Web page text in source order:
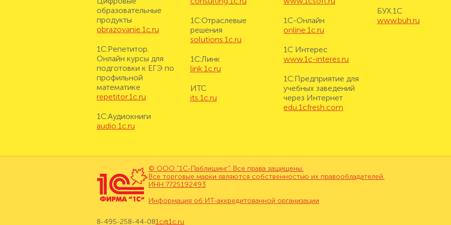
образовательные
продукты
obrazovanie.1c.ru
1С:Репетитор.
Онлайн курсы для
подготовки к ЕГЭ по
профильной
математике
repetitor.1c.ru
1С:Аудиокниги
audio.1c.ru
1С:Отраслевые
решения
solutions.1c.ru
1С:Линк
link.1c.ru
ИТС
its.1c.ru
1С-Онлайн
online.1c.ru
1С Интерес
www.1c-interes.ru
1С:Предприятие для
учебных заведений
через Интернет
edu.1cfresh.com
БУХ.1С
www.buh.ru
© ООО "1С-Паблишинг". Все права защищены.
Все торговые марки являются собственностью их правообладателей.
ИНН 7725192493
Информация об ИТ-аккредитованной организации
8-495-258-44-081c@1c.ru